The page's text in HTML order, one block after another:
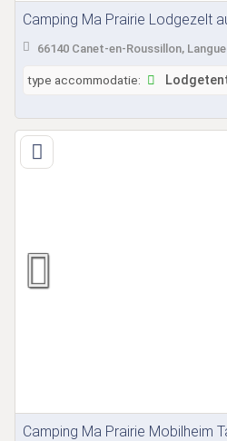
Camping Ma Prairie Lodgezelt
66140 Canet-en-Roussillon,
type accommodatie:
Camping Ma Prairie Mobilheim